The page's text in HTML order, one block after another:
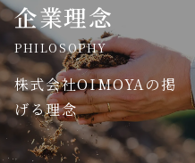
企業理念
PHILOSOPHY
株式会社OIMOYAの掲
げる理念